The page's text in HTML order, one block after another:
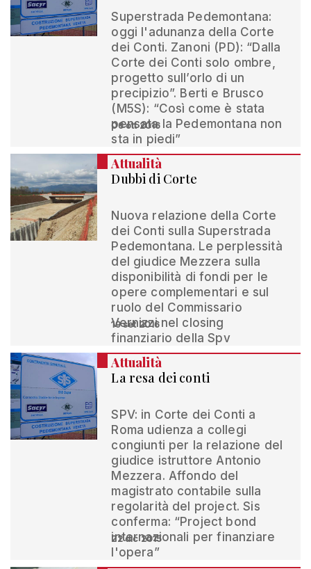
Superstrada Pedemontana:
oggi l'adunanza della Corte
dei Conti. Zanoni (PD): “Dalla
Corte dei Conti solo ombre,
progetto sull’orlo di un
precipizio”. Berti e Brusco
(M5S): “Così come è stata
pensata la Pedemontana non
sta in piedi”
06 ott 2016
Attualità
Dubbi di Corte
Nuova relazione della Corte
dei Conti sulla Superstrada
Pedemontana. Le perplessità
del giudice Mezzera sulla
disponibilità di fondi per le
opere complementari e sul
ruolo del Commissario
Vernizzi nel closing
finanziario della Spv
19 set 2016
Attualità
La resa dei conti
SPV: in Corte dei Conti a
Roma udienza a collegi
congiunti per la relazione del
giudice istruttore Antonio
Mezzera. Affondo del
magistrato contabile sulla
regolarità del project. Sis
conferma: “Project bond
internazionali per finanziare
l'opera”
22 dic 2015